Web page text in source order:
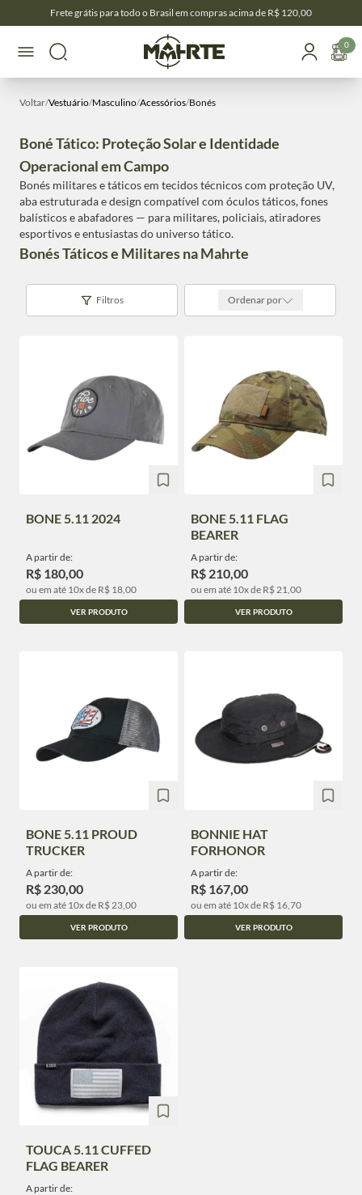
Frete grátis para todo o Brasil em compras acima de R$ 120,00
0
Voltar/Vestuário/Masculino/Acessórios/Bonés
Boné Tático: Proteção Solar e Identidade
Operacional em Campo
Bonés militares e táticos em tecidos técnicos com proteção UV,
aba estruturada e design compatível com óculos táticos, fones
balísticos e abafadores — para militares, policiais, atiradores
esportivos e entusiastas do universo tático.
Bonés Táticos e Militares na Mahrte
Filtros Ordenar por
BONE 5.11 2024
A partir de:
R$ 180,00
ou em até 10x de R$ 18,00
VER PRODUTO
BONE 5.11 FLAG
BEARER
A partir de:
R$ 210,00
ou em até 10x de R$ 21,00
VER PRODUTO
BONE 5.11 PROUD
TRUCKER
A partir de:
R$ 230,00
ou em até 10x de R$ 23,00
VER PRODUTO
BONNIE HAT
FORHONOR
A partir de:
R$ 167,00
ou em até 10x de R$ 16,70
VER PRODUTO
TOUCA 5.11 CUFFED
FLAG BEARER
A partir de: